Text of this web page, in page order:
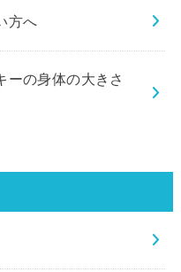
方へ
ーの身体の大きさ